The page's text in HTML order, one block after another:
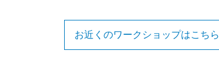
お近くのワークショップはこちら